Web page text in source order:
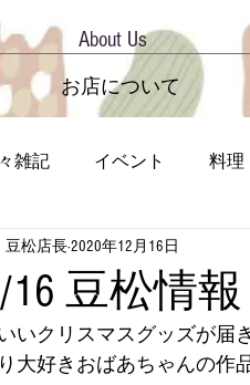
お店について
About Us
雑記 イベント 料理
16 豆松情報
豆松店長2020年12月16日
いクリスマスグッズが届
大好きおばあちゃんの作